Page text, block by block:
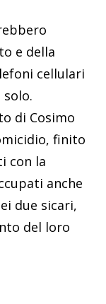
e della
cellulari
di Cosimo
finito
con la
anche
due sicari,
del loro